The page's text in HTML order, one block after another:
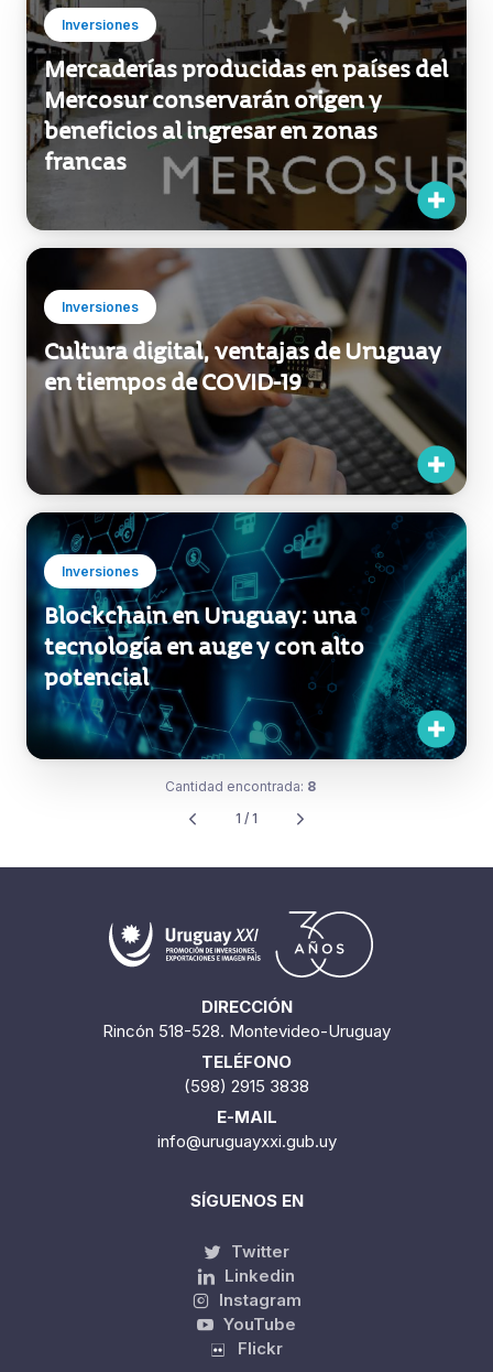
Inversiones
Mercaderías producidas en países del
Mercosur conservarán origen y
beneficios al ingresar en zonas
francas
Inversiones
Cultura digital, ventajas de Uruguay
en tiempos de COVID-19
Inversiones
Blockchain en Uruguay: una
tecnología en auge y con alto
potencial
Cantidad encontrada: 8
1 / 1
DIRECCIÓN
Rincón 518-528. Montevideo-Uruguay
TELÉFONO
(598) 2915 3838
E-MAIL
info@uruguayxxi.gub.uy
SÍGUENOS EN
Twitter
Linkedin
Instagram
YouTube
Flickr